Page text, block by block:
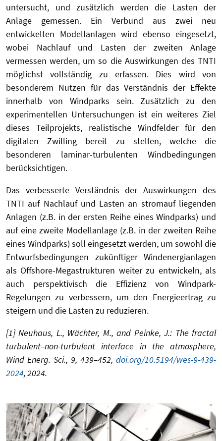
untersucht, und zusätzlich werden die Lasten der
Anlage gemessen. Ein Verbund aus zwei neu
entwickelten Modellanlagen wird ebenso eingesetzt,
wobei Nachlauf und Lasten der zweiten Anlage
vermessen werden, um so die Auswirkungen des TNTI
möglichst vollständig zu erfassen. Dies wird von
besonderem Nutzen für das Verständnis der Effekte
innerhalb von Windparks sein. Zusätzlich zu den
experimentellen Untersuchungen ist ein weiteres Ziel
dieses Teilprojekts, realistische Windfelder für den
digitalen Zwilling bereit zu stellen, welche die
besonderen laminar-turbulenten Windbedingungen
berücksichtigen.
Das verbesserte Verständnis der Auswirkungen des
TNTI auf Nachlauf und Lasten an stromauf liegenden
Anlagen (z.B. in der ersten Reihe eines Windparks) und
auf eine zweite Modellanlage (z.B. in der zweiten Reihe
eines Windparks) soll eingesetzt werden, um sowohl die
Entwurfsbedingungen zukünftiger Windenergianlagen
als Offshore-Megastrukturen weiter zu entwickeln, als
auch perspektivisch die Effizienz von Windpark-
Regelungen zu verbessern, um den Energieertrag zu
steigern und die Lasten zu reduzieren.
[1] Neuhaus, L., Wächter, M., and Peinke, J.: The fractal
turbulent–non-turbulent interface in the atmosphere,
Wind Energ. Sci., 9, 439–452, doi.org/10.5194/wes-9-439-
2024, 2024.